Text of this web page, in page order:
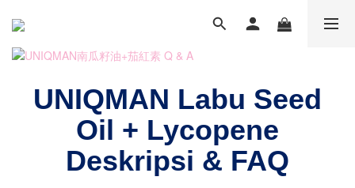
UNIQMAN Labu Seed
Oil + Lycopene
Deskripsi & FAQ